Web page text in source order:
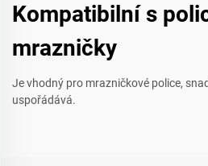
Kompatibilní s
mrazničky
Je vhodný pro mrazničkové police,
uspořádává.